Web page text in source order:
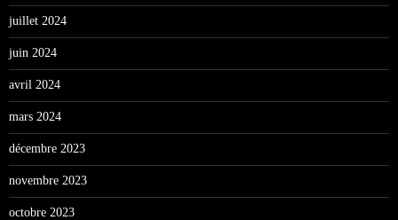
juillet 2024
juin 2024
avril 2024
mars 2024
décembre 2023
novembre 2023
octobre 2023